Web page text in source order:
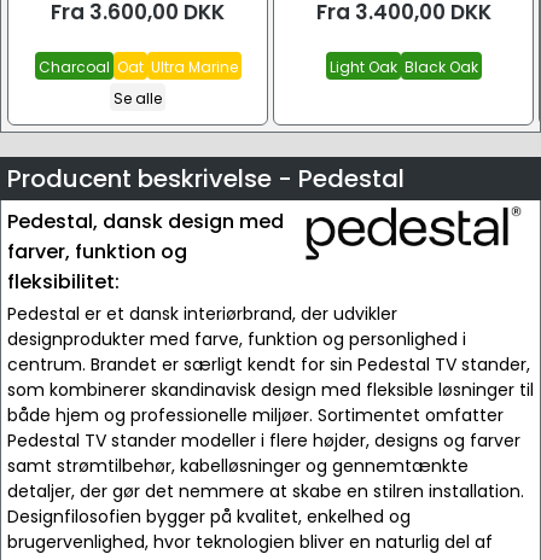
Fra 3.600,00 DKK
Charcoal Oat Ultra Marine
Se alle
Fra 3.400,00 DKK
Light Oak Black Oak
Producent beskrivelse - Pedestal
Pedestal, dansk design med
farver, funktion og
fleksibilitet:
Pedestal er et dansk interiørbrand, der udvikler
designprodukter med farve, funktion og personlighed i
centrum. Brandet er særligt kendt for sin Pedestal TV stander,
som kombinerer skandinavisk design med fleksible løsninger til
både hjem og professionelle miljøer. Sortimentet omfatter
Pedestal TV stander modeller i flere højder, designs og farver
samt strømtilbehør, kabelløsninger og gennemtænkte
detaljer, der gør det nemmere at skabe en stilren installation.
Designfilosofien bygger på kvalitet, enkelhed og
brugervenlighed, hvor teknologien bliver en naturlig del af